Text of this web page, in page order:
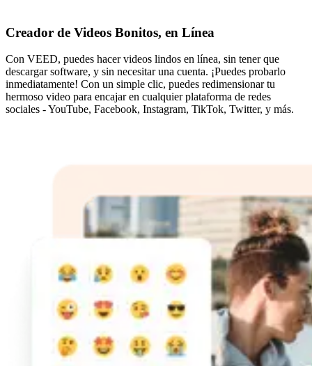
Creador de Videos Bonitos, en Línea
Con VEED, puedes hacer videos lindos en línea, sin tener que
descargar software, y sin necesitar una cuenta. ¡Puedes probarlo
inmediatamente! Con un simple clic, puedes redimensionar tu
hermoso video para encajar en cualquier plataforma de redes
sociales - YouTube, Facebook, Instagram, TikTok, Twitter, y más.